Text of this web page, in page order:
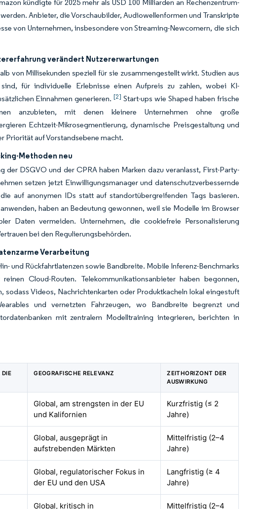
kündigte für 2025 mehr als USD 100 Milliarden an Rechenzentrum-
Anbieter, die Vorschaubilder, Audiowellenformen und Transkripte
von Unternehmen, insbesondere von Streaming-Newcomern, die sich
verändert Nutzererwartungen
von Millisekunden speziell für sie zusammengestellt wirkt. Studien aus
für individuelle Erlebnisse einen Aufpreis zu zahlen, wobei KI-
Einnahmen generieren.[2] Start-ups wie Shaped haben frische
anzubieten, mit denen kleinere Unternehmen ohne große
Echtzeit-Mikrosegmentierung, dynamische Preisgestaltung und
Priorität auf Vorstandsebene macht.
Methoden neu
DSGVO und der CPRA haben Marken dazu veranlasst, First-Party-
setzen jetzt Einwilligungsmanager und datenschutzverbessernde
auf anonymen IDs statt auf standortübergreifenden Tags basieren.
haben an Bedeutung gewonnen, weil sie Modelle im Browser
Daten vermeiden. Unternehmen, die cookiefreie Personalisierung
bei den Regulierungsbehörden.
Verarbeitung
und Rückfahrtlatenzen sowie Bandbreite. Mobile Inferenz-Benchmarks
Cloud-Routen. Telekommunikationsanbieter haben begonnen,
sodass Videos, Nachrichtenkarten oder Produktkacheln lokal eingestuft
und vernetzten Fahrzeugen, wo Bandbreite begrenzt und
mit zentralem Modelltraining integrieren, berichten in
DIE
GEOGRAFISCHE RELEVANZ
ZEITHORIZONT DER
AUSWIRKUNG
Global, am strengsten in der EU
und Kalifornien
Kurzfristig (≤ 2
Jahre)
Global, ausgeprägt in
aufstrebenden Märkten
Mittelfristig (2–4
Jahre)
Global, regulatorischer Fokus in
der EU und den USA
Langfristig (≥ 4
Jahre)
Global, kritisch in Mittelfristig (2–4